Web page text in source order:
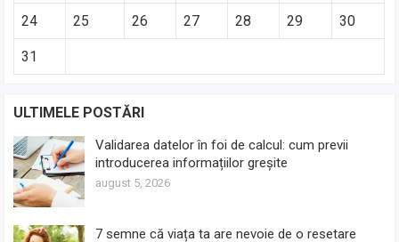
24 25 26 27 28 29 30
31
ULTIMELE POSTĂRI
Validarea datelor în foi de calcul: cum previi
introducerea informațiilor greșite
august 5, 2026
7 semne că viața ta are nevoie de o resetare